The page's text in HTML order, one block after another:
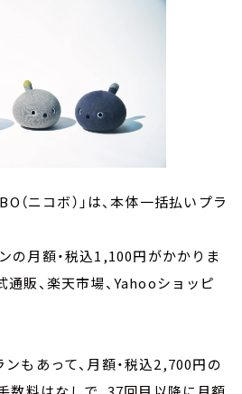
（ニコボ）」は、本体一括払いプラ
の月額・税込1,100円がかかりま
販、楽天市場、Yahooショッピ
もあって、月額・税込2,700円の